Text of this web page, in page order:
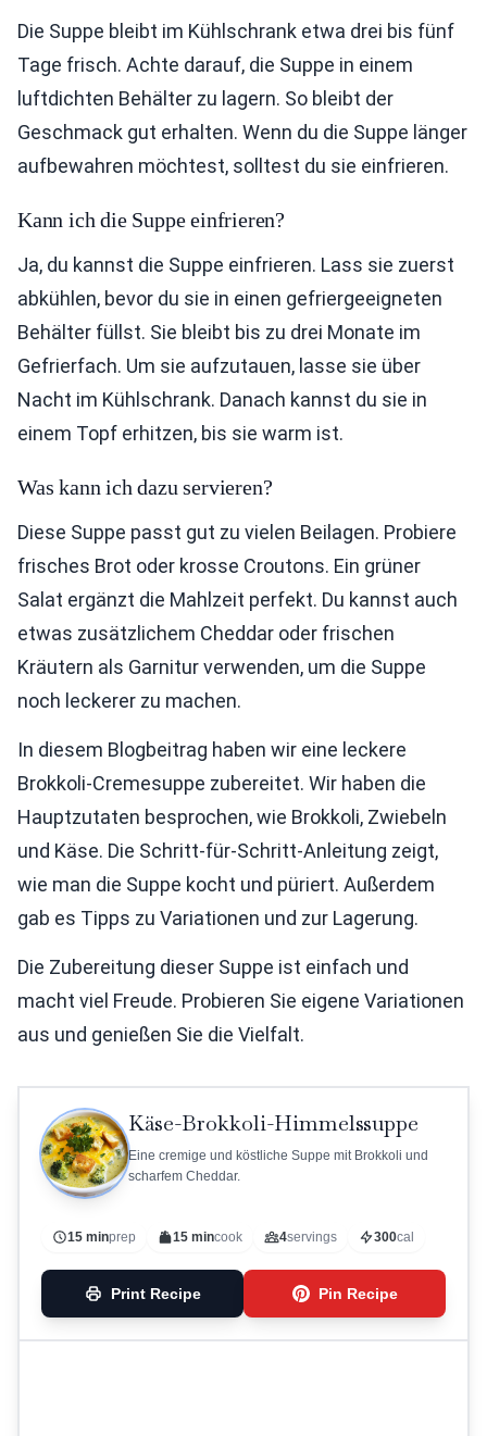
Die Suppe bleibt im Kühlschrank etwa drei bis fünf
Tage frisch. Achte darauf, die Suppe in einem
luftdichten Behälter zu lagern. So bleibt der
Geschmack gut erhalten. Wenn du die Suppe länger
aufbewahren möchtest, solltest du sie einfrieren.
Kann ich die Suppe einfrieren?
Ja, du kannst die Suppe einfrieren. Lass sie zuerst
abkühlen, bevor du sie in einen gefriergeeigneten
Behälter füllst. Sie bleibt bis zu drei Monate im
Gefrierfach. Um sie aufzutauen, lasse sie über
Nacht im Kühlschrank. Danach kannst du sie in
einem Topf erhitzen, bis sie warm ist.
Was kann ich dazu servieren?
Diese Suppe passt gut zu vielen Beilagen. Probiere
frisches Brot oder krosse Croutons. Ein grüner
Salat ergänzt die Mahlzeit perfekt. Du kannst auch
etwas zusätzlichem Cheddar oder frischen
Kräutern als Garnitur verwenden, um die Suppe
noch leckerer zu machen.
In diesem Blogbeitrag haben wir eine leckere
Brokkoli-Cremesuppe zubereitet. Wir haben die
Hauptzutaten besprochen, wie Brokkoli, Zwiebeln
und Käse. Die Schritt-für-Schritt-Anleitung zeigt,
wie man die Suppe kocht und püriert. Außerdem
gab es Tipps zu Variationen und zur Lagerung.
Die Zubereitung dieser Suppe ist einfach und
macht viel Freude. Probieren Sie eigene Variationen
aus und genießen Sie die Vielfalt.
Käse-Brokkoli-Himmelssuppe
Eine cremige und köstliche Suppe mit Brokkoli und
scharfem Cheddar.
15 minprep 15 mincook 4servings 300cal
Print Recipe Pin Recipe